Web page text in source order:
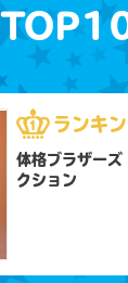
ランキ
体格ブラザー
クション